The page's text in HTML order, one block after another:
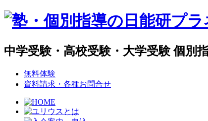
中学受験・高校受験・大学受験 個別
無料体験
資料請求・各種お問合せ